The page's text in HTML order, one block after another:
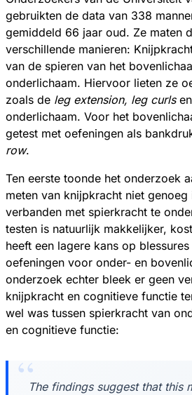
gebruikten de data van 338
gemiddeld 66 jaar oud. Ze maten
verschillende manieren:
van de spieren van het
onderlichaam. Hiervoor lieten ze
zoals de leg extension, leg curlsen
onderlichaam. Voor het
getest met oefeningen als
row.
Ten eerste toonde het onderzoek
meten van knijpkracht niet
verbanden met spierkracht te
testen is natuurlijk makkelijker,
heeft een lagere kans op
oefeningen voor onder- en
onderzoek echter bleek er geen
knijpkracht en cognitieve functie
wel was tussen spierkracht van
en cognitieve functie:
The findings suggest that this